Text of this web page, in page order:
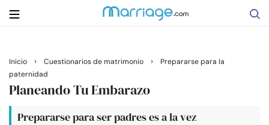
Buscar
Casarse
Inicio › Cuestionarios de matrimonio ›
Prepararse para la
paternidad
Planeando Tu Embarazo
Prepararse para ser padres es a la vez